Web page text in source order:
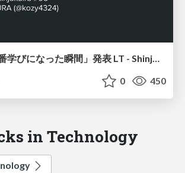
「今までで一番学びになった瞬間」発表 LT - Shinjuku.rb #96
0 450
in Technology